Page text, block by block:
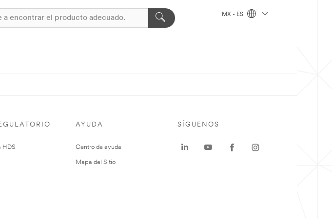
MX - ES
HDS
AYUDA
Centro de ayuda
Mapa del Sitio
SÍGUENOS